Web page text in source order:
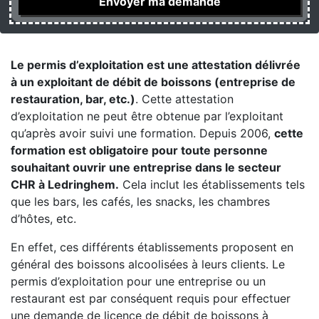
Le permis d’exploitation est une attestation délivrée
à un exploitant de débit de boissons (entreprise de
restauration, bar, etc.). Cette attestation
d’exploitation ne peut être obtenue par l’exploitant
qu’après avoir suivi une formation. Depuis 2006, cette
formation est obligatoire pour toute personne
souhaitant ouvrir une entreprise dans le secteur
CHR à Ledringhem. Cela inclut les établissements tels
que les bars, les cafés, les snacks, les chambres
d’hôtes, etc.
En effet, ces différents établissements proposent en
général des boissons alcoolisées à leurs clients. Le
permis d’exploitation pour une entreprise ou un
restaurant est par conséquent requis pour effectuer
une demande de licence de débit de boissons à